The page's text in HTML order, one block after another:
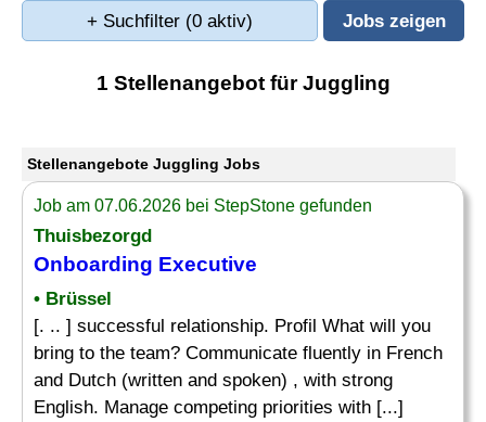
+ Suchfilter (0 aktiv)
1 Stellenangebot für Juggling
Stellenangebote Juggling Jobs
Job am 07.06.2026 bei StepStone gefunden
Thuisbezorgd
Onboarding Executive
• Brüssel
[. .. ] successful relationship. Profil What will you
bring to the team? Communicate fluently in French
and Dutch (written and spoken) , with strong
English. Manage competing priorities with [...]